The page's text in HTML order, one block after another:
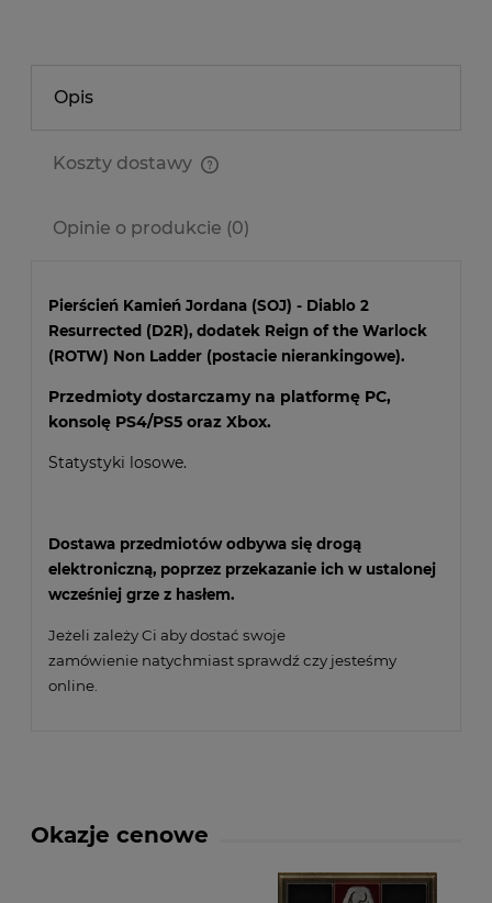
Opis
Koszty dostawy
Opinie o produkcie (0)
Pierścień Kamień Jordana (SOJ) - Diablo 2
Resurrected (D2R), dodatek Reign of the Warlock
(ROTW) Non Ladder (postacie nierankingowe).
Przedmioty dostarczamy na platformę PC,
konsolę PS4/PS5 oraz Xbox.
Statystyki losowe.
Dostawa przedmiotów odbywa się drogą
elektroniczną, poprzez przekazanie ich w ustalonej
wcześniej grze z hasłem.
Jeżeli zależy Ci aby dostać swoje
zamówienie natychmiast sprawdź czy jesteśmy
online.
Okazje cenowe